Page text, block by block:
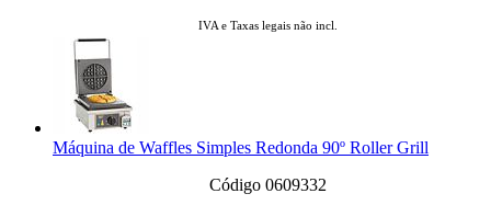
IVA e Taxas legais não incl.
Máquina de Waffles Simples Redonda 90º Roller Grill
Código 0609332